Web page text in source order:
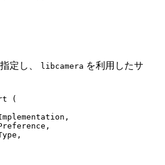
定し、 libcamera を利用したサ
(